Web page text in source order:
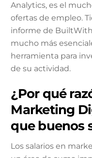
Analytics, es el
ofertas de empleo.
informe de
mucho más
herramienta para
de su actividad.
¿Por qué
Marketing
que buenos
Los salarios en